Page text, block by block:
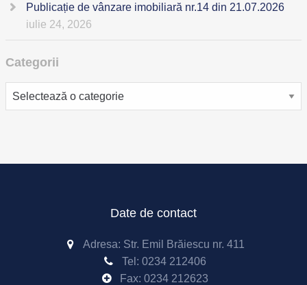
Publicație de vânzare imobiliară nr.14 din 21.07.2026
iulie 24, 2026
Categorii
Categorii
Date de contact
Adresa: Str. Emil Brăiescu nr. 411
Tel: 0234 212406
Fax: 0234 212623